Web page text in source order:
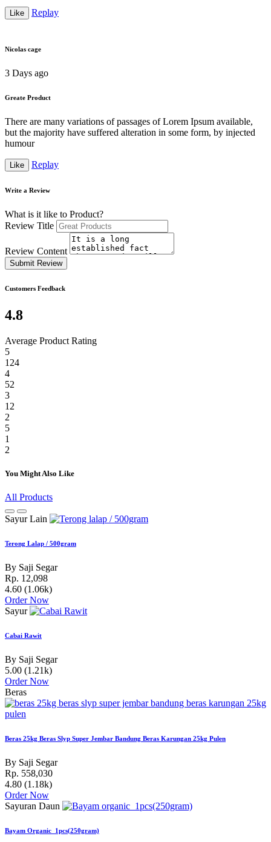
Like Replay
Nicolas cage
3 Days ago
Greate Product
There are many variations of passages of Lorem Ipsum available,
but the majority have suffered alteration in some form, by injected
humour
Like Replay
Write a Review
What is it like to Product?
Review Title
Review Content
Submit Review
Customers Feedback
4.8
Average Product Rating
5
124
4
52
3
12
2
5
1
2
You Might Also Like
All Products
Sayur Lain
Terong Lalap / 500gram
By Saji Segar
Rp. 12,098
4.60 (1.06k)
Order Now
Sayur
Cabai Rawit
By Saji Segar
5.00 (1.21k)
Order Now
Beras
Beras 25kg Beras Slyp Super Jembar Bandung Beras Karungan 25kg Pulen
By Saji Segar
Rp. 558,030
4.80 (1.18k)
Order Now
Sayuran Daun
Bayam Organic_1pcs(250gram)